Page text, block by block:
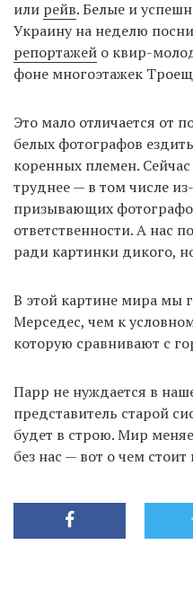
или рейв. Белые и
Украину на неделю
репортажей о квир-
фоне многоэтажек
Это мало отличается от
белых фотографов
коренных племен.
труднее — в том числе
призывающих
ответственности. А нас
ради картинки дикого,
В этой картине мира мы
Мерседес, чем к
которую сравнивают с
Парр не нуждается в
представитель старой
будет в строю. Мир
без нас — вот о чем